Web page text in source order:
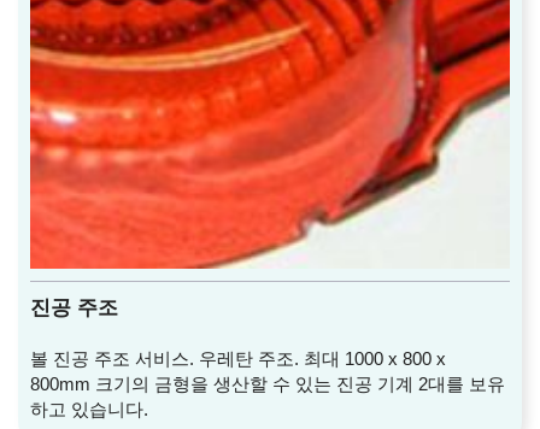
진공 주조
볼 진공 주조 서비스. 우레탄 주조. 최대 1000 x 800 x
800mm 크기의 금형을 생산할 수 있는 진공 기계 2대를 보유
하고 있습니다.